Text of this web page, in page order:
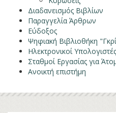
Διαδανεισμός Βιβλίων
Παραγγελία Άρθρων
Εύδοξος
Ψηφιακή Βιβλιοθήκη
Ηλεκτρονικοί
Σταθμοί Εργασίας για
Ανοικτή επιστήμη